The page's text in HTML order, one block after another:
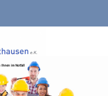
im Notfall